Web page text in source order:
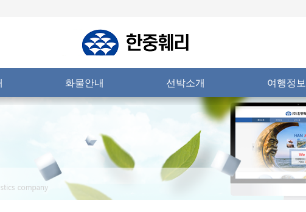
화물안내 선박소개 여행정보